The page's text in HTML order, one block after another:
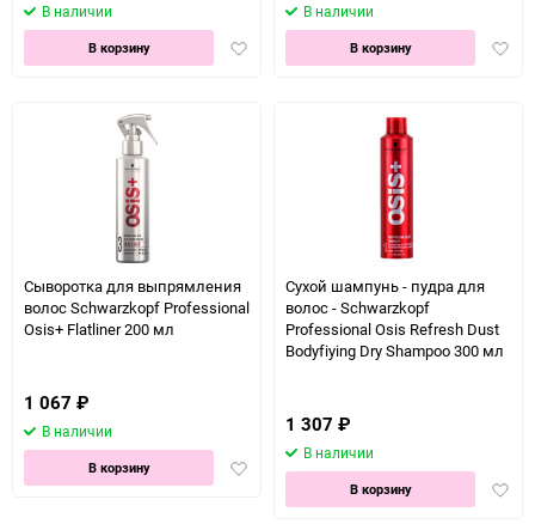
В наличии
Добавить
В корзину
В наличии
В корзину
Сыворотка для выпрямления
волос Schwarzkopf Professional
Osis+ Flatliner 200 мл
1 067 ₽
В наличии
Добавить
избранное
В корзину
Сухой шампунь - пудра для
волос - Schwarzkopf
Professional Osis Refresh Dust
Bodyfiying Dry Shampoo 300 мл
1 307 ₽
В наличии
В корзину